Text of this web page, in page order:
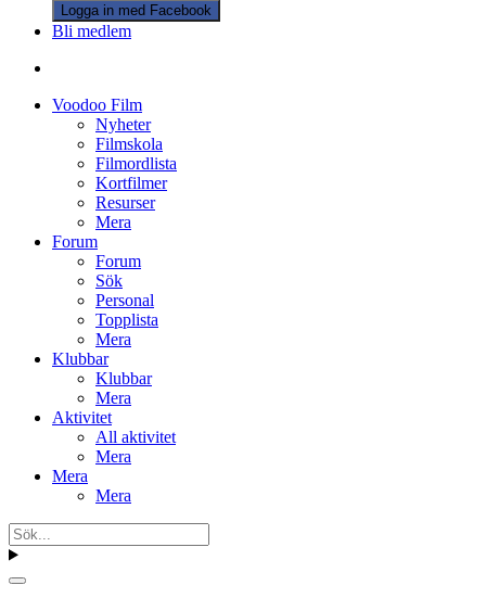
Logga in med Facebook
Bli medlem
Voodoo Film
Nyheter
Filmskola
Filmordlista
Kortfilmer
Resurser
Mera
Forum
Forum
Sök
Personal
Topplista
Mera
Klubbar
Klubbar
Mera
Aktivitet
All aktivitet
Mera
Mera
Mera